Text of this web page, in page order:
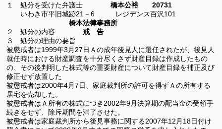
１ 処分を受けた弁護士 橋本公裕20731
いわき市平旧城跡21 －6 レジデンス百沢101
橋本法律事務所
２ 処分の内容戒 告
３ 処分の理由の要旨
被懲戒者は1999年3 月 27日Ａの成年後見人に選任されたが、後見人
就任時における財産調査を十分尽くさず財産目録は作成したもの
の、その後判明した株式等の重要財産について財産目録を補正及び
修正せず放置した
被懲戒者は2000年4月7日、家庭裁判所の許可を得ずＡの所有する
居宅を売却した。
被懲戒者はＡ所有の株式につき 2002年9月決算期の配当金の受領手
続きをせず、除斥期間を満了させた。
被懲戒者は家庭裁判所から後見事務に関する2007年12 月 18日付け